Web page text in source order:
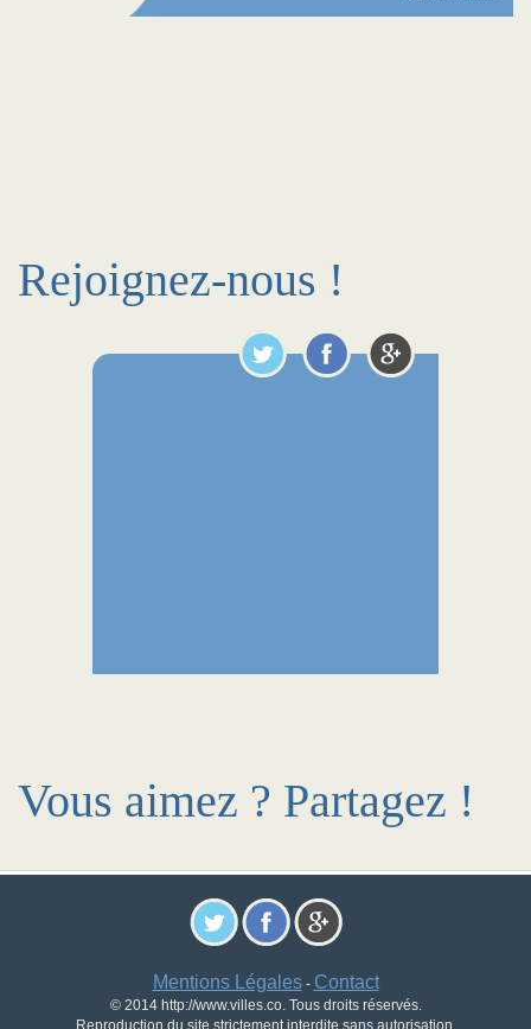
Rejoignez-nous !
Vous aimez ? Partagez !
Mentions Légales- Contact
© 2014 http://www.villes.co. Tous droits réservés.
Reproduction du site strictement interdite sans autorisation.